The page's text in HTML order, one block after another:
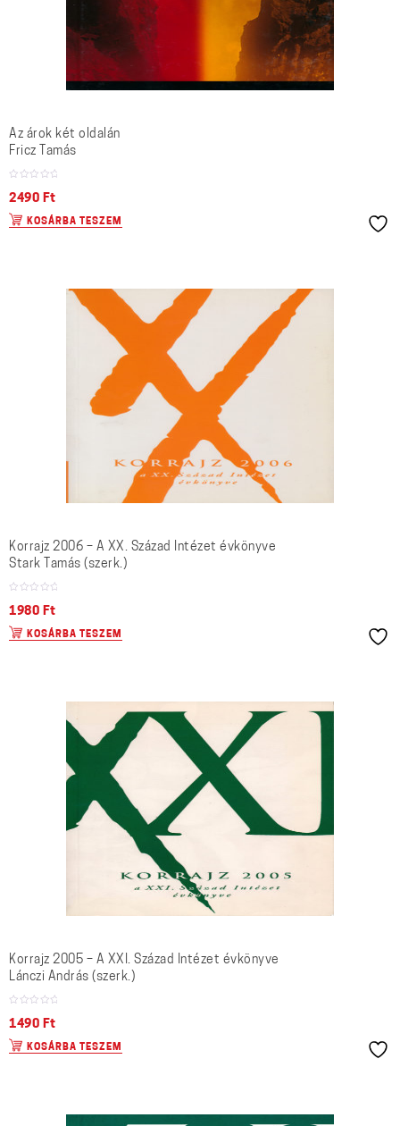
Az árok két oldalán
Fricz Tamás
2490 Ft
KOSÁRBA TESZEM
Korrajz 2006 – A XX. Század Intézet évkönyve
Stark Tamás (szerk.)
1980 Ft
KOSÁRBA TESZEM
Korrajz 2005 – A XXI. Század Intézet évkönyve
Lánczi András (szerk.)
1490 Ft
KOSÁRBA TESZEM